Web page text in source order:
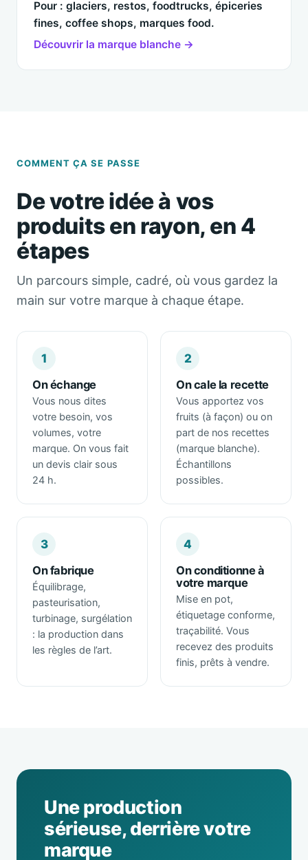
Pour : glaciers, restos, foodtrucks, épiceries
fines, coffee shops, marques food.
Découvrir la marque blanche →
COMMENT ÇA SE PASSE
De votre idée à vos
produits en rayon, en 4
étapes
Un parcours simple, cadré, où vous gardez la
main sur votre marque à chaque étape.
1
On échange
Vous nous dites
votre besoin, vos
volumes, votre
marque. On vous fait
un devis clair sous
24 h.
2
On cale la recette
Vous apportez vos
fruits (à façon) ou on
part de nos recettes
(marque blanche).
Échantillons
possibles.
3
On fabrique
Équilibrage,
pasteurisation,
turbinage, surgélation
: la production dans
les règles de l’art.
4
On conditionne à
votre marque
Mise en pot,
étiquetage conforme,
traçabilité. Vous
recevez des produits
finis, prêts à vendre.
Une production
sérieuse, derrière votre
marque